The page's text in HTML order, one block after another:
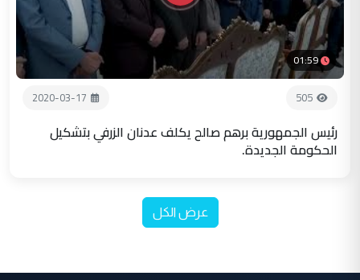
01:59
505
2020-03-17
رئيس الجمهورية برهم صالح يكلف عدنان الزرفي بتشكيل
الحكومة الجديدة.
عرض الكل